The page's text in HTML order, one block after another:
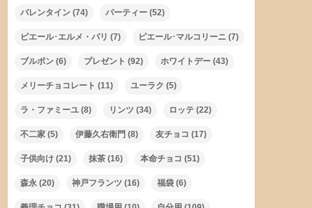
バレンタイン (74) パーティー (52)
ピエール･エルメ・パリ (7) ピエール･マルコリーニ (7)
ブルボン (6) プレゼント (92) ホワイトデー (43)
メリーチョコレート (11) ユーラク (5)
ラ・ファミーユ (8) リンツ (34) ロッテ (22)
不二家 (5) 伊藤久右衛門 (8) 友チョコ (17)
子供向け (21) 抹茶 (16) 本命チョコ (51)
森永 (20) 神戸フランツ (16) 福袋 (6)